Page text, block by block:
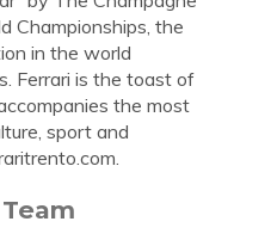
Championships, the
in the world
Ferrari is the toast of
the most
sport and